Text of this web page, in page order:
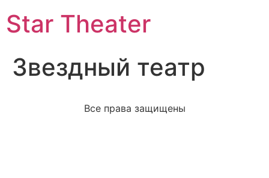
Star Theater
Звездный театр
Все права защищены